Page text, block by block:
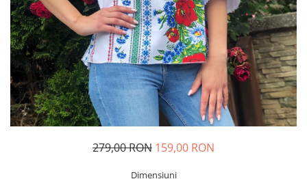
Tricouri
Treninguri
Ii traditionale
Rochii traditionale
Rochii Elegante
Costume populare
Jucarii
279,00 RON 159,00 RON
Dimensiuni